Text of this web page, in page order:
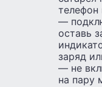
—
оставь
заряд
— не
на пару